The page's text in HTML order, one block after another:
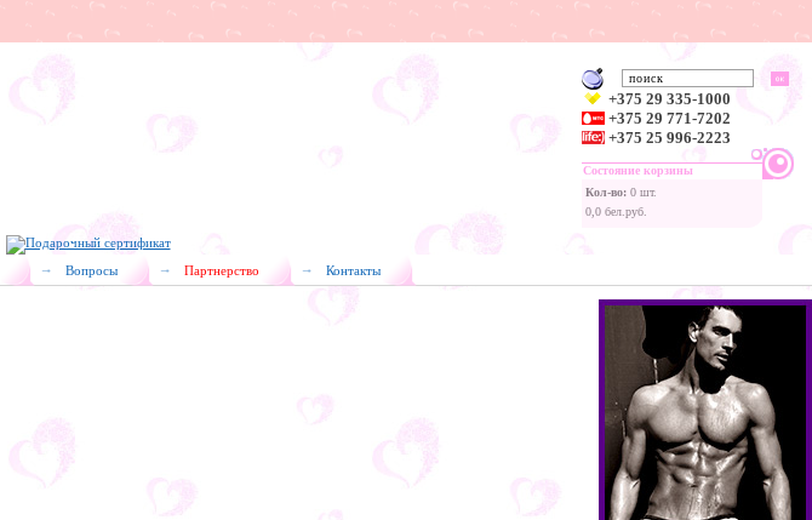
+375 29 335-1000
+375 29 771-7202
+375 25 996-2223
Состояние корзины
Кол-во: 0 шт.
0,0 бел.руб.
Вопросы Партнерство Контакты